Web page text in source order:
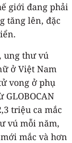
giới đang phải
tăng lên, đặc
ung thư vú
ở Việt Nam
vong ở phụ
triệu ca mắc
vú mỗi năm,
mắc và hơn